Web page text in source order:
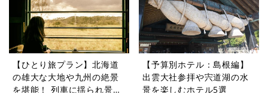
【ひとり旅プラン】北海道
の雄大な大地や九州の絶景
を堪能！ 列車に揺られ景色
【予算別ホテル：島根編】
出雲大社参拝や宍道湖の水
景を楽しむホテル5選